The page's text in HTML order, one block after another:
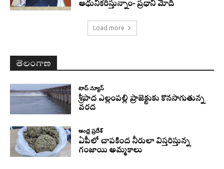
ఆధునీకరిస్తున్నాం- ప్రధాని మోదీ
Load more
తెలంగాణ
టాప్ న్యూస్
శ్రీపాద ఎల్లంపల్లి ప్రాజెక్టుకు కొనసాగుతున్న
వరద
ఆంధ్ర ప్రదేశ్
ఏపీలో చాపకింద నీరులా విస్తరిస్తున్న
గంజాయి అమ్మకాలు